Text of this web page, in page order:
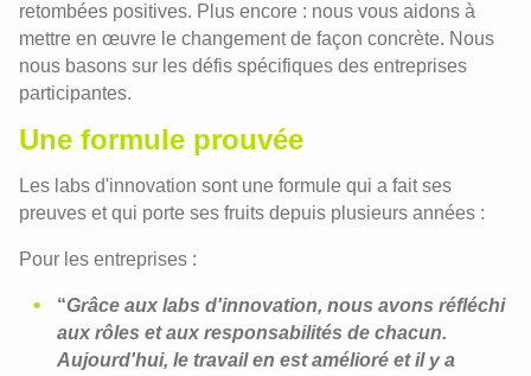
retombées positives. Plus encore : nous vous aidons à
mettre en œuvre le changement de façon concrète. Nous
nous basons sur les défis spécifiques des entreprises
participantes.
Une formule prouvée
Les labs d'innovation sont une formule qui a fait ses
preuves et qui porte ses fruits depuis plusieurs années :
Pour les entreprises :
“Grâce aux labs d'innovation, nous avons réfléchi
aux rôles et aux responsabilités de chacun.
Aujourd'hui, le travail en est amélioré et il y a